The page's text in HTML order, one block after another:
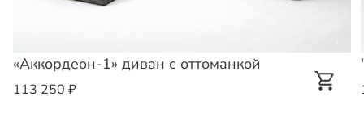
«Аккордеон-1» диван с оттоманкой
113 250 ₽